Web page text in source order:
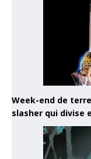
Week-end de
slasher qui divise